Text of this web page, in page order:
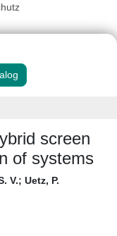
screen
of systems
V.; Uetz, P.